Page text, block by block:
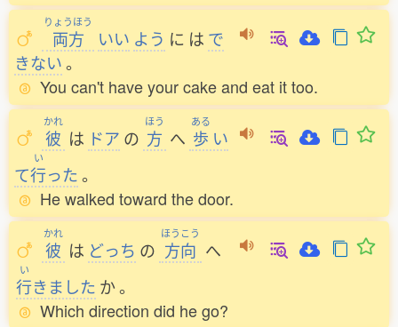
りょうほう
両方 いい よう に は で
きない。
You can't have your cake and eat it too.
かれ
彼 は ドア の
ほう
方 へ
ある
歩 い
て
い
行った。
He walked toward the door.
かれ
彼 は どっち の
ほうこう
方向 へ
い
行きました か。
Which direction did he go?